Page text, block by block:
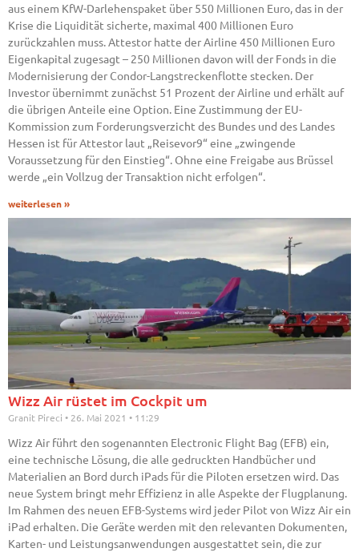
aus einem KfW-Darlehenspaket über 550 Millionen Euro, das in der
Krise die Liquidität sicherte, maximal 400 Millionen Euro
zurückzahlen muss. Attestor hatte der Airline 450 Millionen Euro
Eigenkapital zugesagt – 250 Millionen davon will der Fonds in die
Modernisierung der Condor-Langstreckenflotte stecken. Der
Investor übernimmt zunächst 51 Prozent der Airline und erhält auf
die übrigen Anteile eine Option. Eine Zustimmung der EU-
Kommission zum Forderungsverzicht des Bundes und des Landes
Hessen ist für Attestor laut „Reisevor9“ eine „zwingende
Voraussetzung für den Einstieg“. Ohne eine Freigabe aus Brüssel
werde „ein Vollzug der Transaktion nicht erfolgen“.
weiterlesen »
Wizz Air rüstet im Cockpit um
Granit Pireci 26. Mai 2021 11:29
Wizz Air führt den sogenannten Electronic Flight Bag (EFB) ein,
eine technische Lösung, die alle gedruckten Handbücher und
Materialien an Bord durch iPads für die Piloten ersetzen wird. Das
neue System bringt mehr Effizienz in alle Aspekte der Flugplanung.
Im Rahmen des neuen EFB-Systems wird jeder Pilot von Wizz Air ein
iPad erhalten. Die Geräte werden mit den relevanten Dokumenten,
Karten- und Leistungsanwendungen ausgestattet sein, die zur